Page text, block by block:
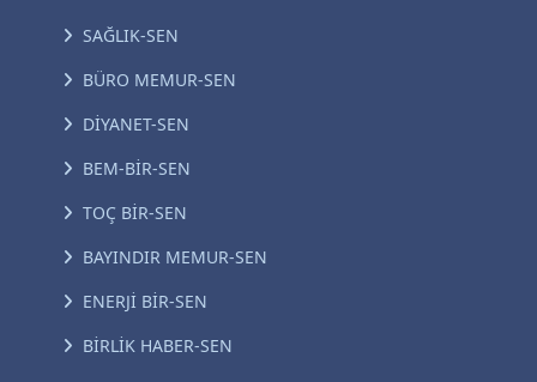
SAĞLIK-SEN
BÜRO MEMUR-SEN
DİYANET-SEN
BEM-BİR-SEN
TOÇ BİR-SEN
BAYINDIR MEMUR-SEN
ENERJİ BİR-SEN
BİRLİK HABER-SEN